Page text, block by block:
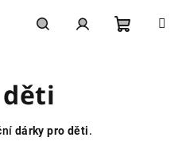
dárky pro děti.